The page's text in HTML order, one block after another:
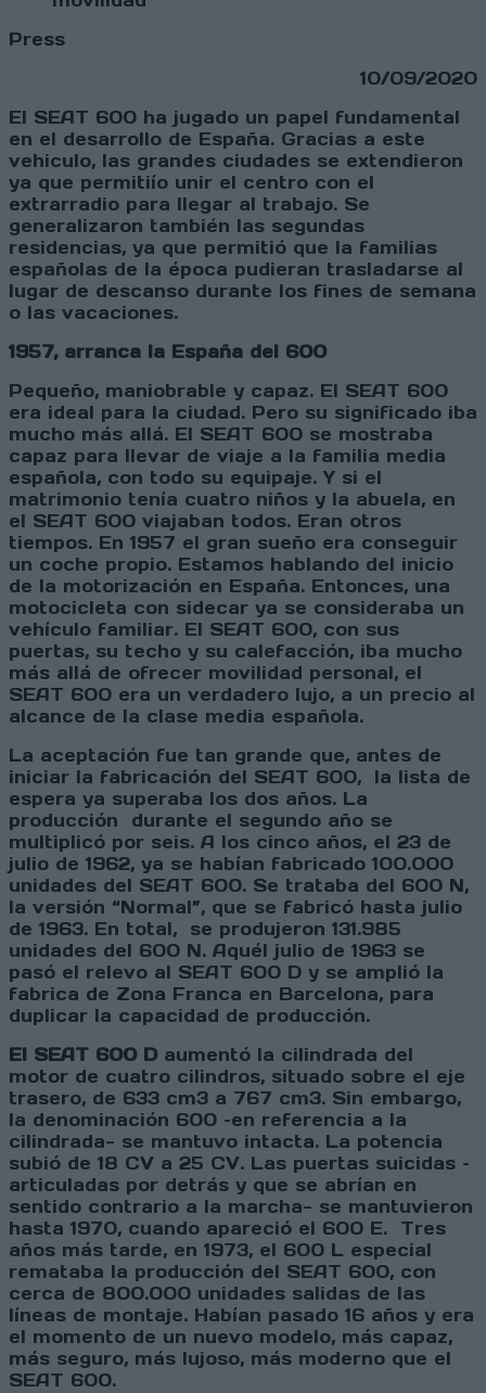
Press
10/09/2020
El SEAT 600 ha jugado un papel fundamental
en el desarrollo de España. Gracias a este
vehiculo, las grandes ciudades se extendieron
ya que permitiío unir el centro con el
extrarradio para llegar al trabajo. Se
generalizaron también las segundas
residencias, ya que permitió que la familias
españolas de la época pudieran trasladarse al
lugar de descanso durante los fines de semana
o las vacaciones.
1957, arranca la España del 600
Pequeño, maniobrable y capaz. El SEAT 600
era ideal para la ciudad. Pero su significado iba
mucho más allá. El SEAT 600 se mostraba
capaz para llevar de viaje a la familia media
española, con todo su equipaje. Y si el
matrimonio tenía cuatro niños y la abuela, en
el SEAT 600 viajaban todos. Eran otros
tiempos. En 1957 el gran sueño era conseguir
un coche propio. Estamos hablando del inicio
de la motorización en España. Entonces, una
motocicleta con sidecar ya se consideraba un
vehículo familiar. El SEAT 600, con sus
puertas, su techo y su calefacción, iba mucho
más allá de ofrecer movilidad personal, el
SEAT 600 era un verdadero lujo, a un precio al
alcance de la clase media española.
La aceptación fue tan grande que, antes de
iniciar la fabricación del SEAT 600, la lista de
espera ya superaba los dos años. La
producción durante el segundo año se
multiplicó por seis. A los cinco años, el 23 de
julio de 1962, ya se habían fabricado 100.000
unidades del SEAT 600. Se trataba del 600 N,
la versión “Normal”, que se fabricó hasta julio
de 1963. En total, se produjeron 131.985
unidades del 600 N. Aquél julio de 1963 se
pasó el relevo al SEAT 600 D y se amplió la
fabrica de Zona Franca en Barcelona, para
duplicar la capacidad de producción.
El SEAT 600 D aumentó la cilindrada del
motor de cuatro cilindros, situado sobre el eje
trasero, de 633 cm3 a 767 cm3. Sin embargo,
la denominación 600 –en referencia a la
cilindrada- se mantuvo intacta. La potencia
subió de 18 CV a 25 CV. Las puertas suicidas –
articuladas por detrás y que se abrían en
sentido contrario a la marcha- se mantuvieron
hasta 1970, cuando apareció el 600 E. Tres
años más tarde, en 1973, el 600 L especial
remataba la producción del SEAT 600, con
cerca de 800.000 unidades salidas de las
líneas de montaje. Habían pasado 16 años y era
el momento de un nuevo modelo, más capaz,
más seguro, más lujoso, más moderno que el
SEAT 600.